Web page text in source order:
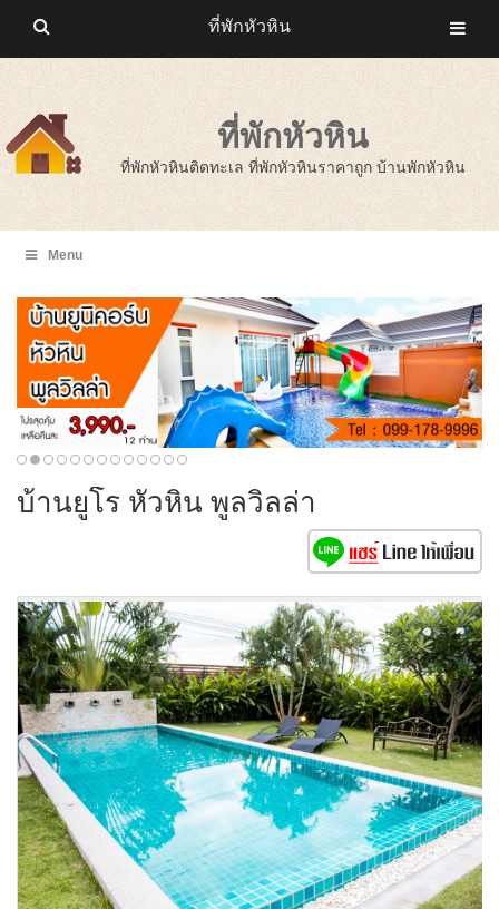
ที่พักหัวหิน
ที่พักหัวหินติดทะเล ที่พักหัวหินราคาถูก บ้านพักหัวหิน
Menu
บ้านยูโร หัวหิน พูลวิลล่า
ที่พักหัวหิน